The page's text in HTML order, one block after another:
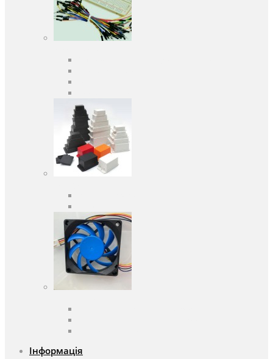
Інформація